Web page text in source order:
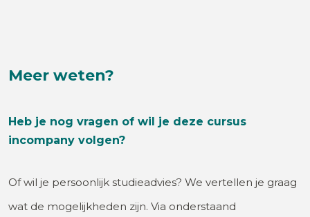
Meer weten?
Heb je nog vragen of wil je deze cursus
incompany volgen?
Of wil je persoonlijk studieadvies? We vertellen je graag
wat de mogelijkheden zijn. Via onderstaand